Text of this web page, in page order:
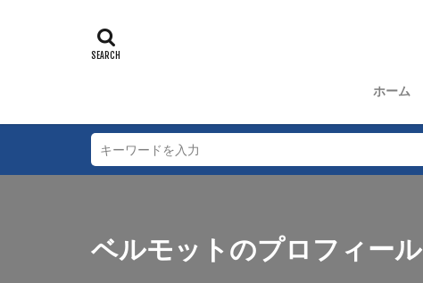
ホーム
ベルモットのプロフィール